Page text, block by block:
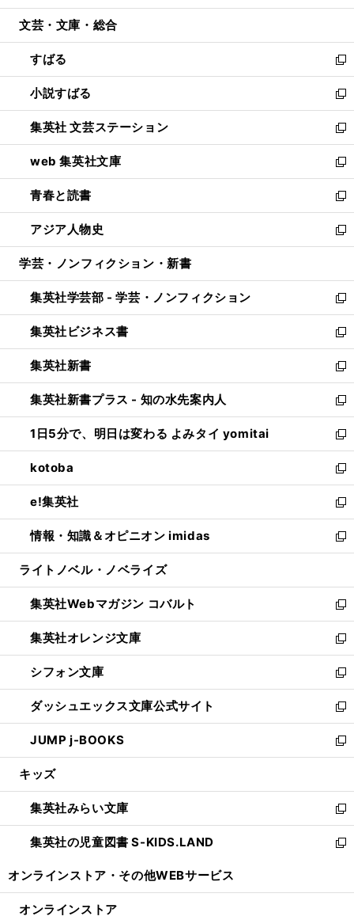
開
ウ
開
く
ン
ウ
で
開
く
ウ
ン
ド
ウ
で
開
く
文芸・文庫・総合
すばる
新
し
い
ウ
ィ
ン
ド
ウ
で
開
く
小説すばる
新
し
い
ウ
ィ
ン
ド
ウ
で
開
集英社 文芸ステーション
新
し
い
ウ
ィ
ン
ド
ウ
開
く
web 集英社文庫
新
し
い
ウ
ィ
ン
ウ
で
開
く
青春と読書
新
し
い
ウ
ン
ド
ウ
で
開
く
アジア人物史
新
し
ウ
ィ
ン
ド
ウ
で
開
く
学芸・ノンフィクション・新書
集英社学芸部 - 学芸・ノンフィクション
新
し
い
ウ
ィ
ン
ド
ウ
で
開
く
集英社ビジネス書
新
し
い
ウ
ィ
ン
ド
ウ
で
開
く
集英社新書
新
し
い
ウ
ィ
ン
ド
ウ
で
開
く
集英社新書プラス - 知の水先案内人
新
し
い
ウ
ィ
ン
ド
ウ
で
開
1日5分で、明日は変わる よみタイ yomitai
新
し
い
ウ
ィ
ン
ド
ウ
開
く
kotoba
新
し
い
ウ
ィ
ン
ウ
で
開
く
e!集英社
新
し
い
ウ
ン
ド
ウ
で
開
く
情報・知識＆オピニオン imidas
新
し
ウ
ィ
ン
ド
ウ
で
開
く
ライトノベル・ノベライズ
集英社Webマガジン コバルト
新
し
い
ウ
ィ
ン
ド
ウ
で
開
集英社オレンジ文庫
新
し
い
ウ
ィ
ン
ド
ウ
開
く
シフォン文庫
新
し
い
ウ
ィ
ン
ウ
で
開
く
ダッシュエックス文庫公式サイト
新
し
い
ウ
ン
ド
ウ
で
JUMP j-BOOKS
新
し
ウ
ィ
ン
ド
開
キッズ
集英社みらい文庫
新
し
い
ン
集英社の児童図書 S-KIDS.LAND
新
ウ
オンラインストア・ その他WEBサービス
オンラインストア